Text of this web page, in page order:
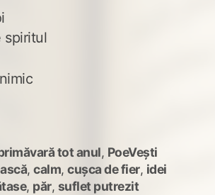
spiritul
tot anul, PoeVești
, calm, cușca de fier, idei
, păr, suflet putrezit